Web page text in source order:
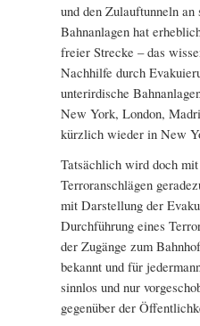
und den Zulauftunneln
Bahnanlagen hat
freier Strecke – das
Nachhilfe durch
unterirdische
New York, London,
kürzlich wieder in New
Tatsächlich wird doch
Terroranschlägen
mit Darstellung der
Durchführung eines
der Zugänge zum
bekannt und für
sinnlos und nur
gegenüber der